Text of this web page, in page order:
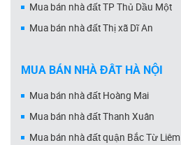
Mua bán nhà đất TP Thủ Dầu Một
Mua bán nhà đất Thị xã Dĩ An
MUA BÁN NHÀ ĐẤT HÀ NỘI
Mua bán nhà đất Hoàng Mai
Mua bán nhà đất Thanh Xuân
Mua bán nhà đất quận Bắc Từ Liêm